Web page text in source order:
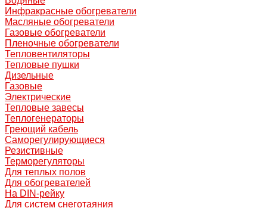
Инфракрасные обогреватели
Масляные обогреватели
Газовые обогреватели
Пленочные обогреватели
Тепловентиляторы
Тепловые пушки
Дизельные
Газовые
Электрические
Тепловые завесы
Теплогенераторы
Греющий кабель
Саморегулирующиеся
Резистивные
Терморегуляторы
Для теплых полов
Для обогревателей
На DIN-рейку
Для систем снеготаяния